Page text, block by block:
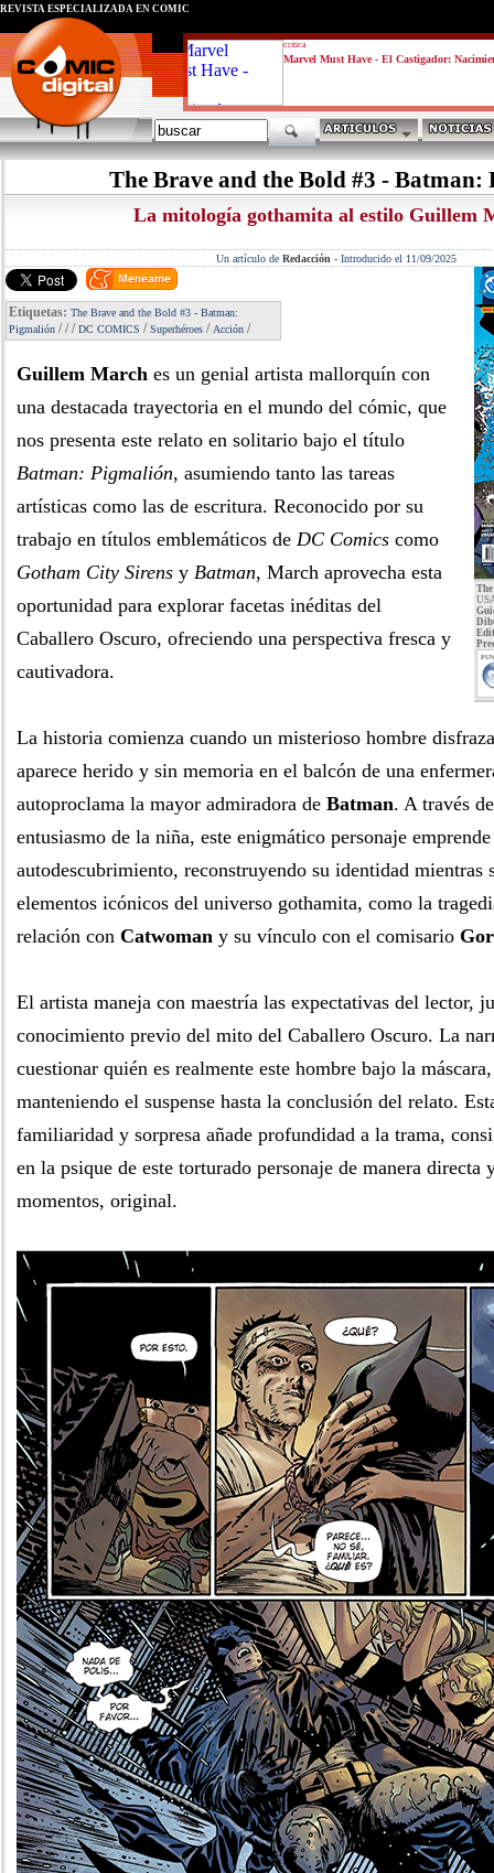
critica
Marvel Must Have - El Castigador:
REVISTA ESPECIALIZADA EN CÓMIC
The Brave and the Bold #3 - Batman:
La mitología gothamita al estilo Guillem
Un artículo de Redacción - Introducido el 11/09/2025
Etiquetas: The Brave and the Bold #3 - Batman:
Pigmalión ///DC COMICS /Superhéroes / Acción /
Guillem March es un genial artista mallorquín con
una destacada trayectoria en el mundo del cómic, que
nos presenta este relato en solitario bajo el título
Batman: Pigmalión, asumiendo tanto las tareas
artísticas como las de escritura. Reconocido por su
trabajo en títulos emblemáticos de DC Comics como
Gotham City Sirens y Batman, March aprovecha esta
oportunidad para explorar facetas inéditas del
Caballero Oscuro, ofreciendo una perspectiva fresca y
cautivadora.
La historia comienza cuando un misterioso hombre
aparece herido y sin memoria en el balcón de una
autoproclama la mayor admiradora de Batman. A través
entusiasmo de la niña, este enigmático personaje
autodescubrimiento, reconstruyendo su identidad mientras
elementos icónicos del universo gothamita, como la
relación con Catwoman y su vínculo con el comisario
El artista maneja con maestría las expectativas del lector,
conocimiento previo del mito del Caballero Oscuro. La
cuestionar quién es realmente este hombre bajo la
manteniendo el suspense hasta la conclusión del relato.
familiaridad y sorpresa añade profundidad a la trama,
en la psique de este torturado personaje de manera directa
momentos, original.